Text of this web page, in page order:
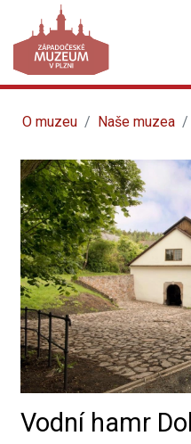
O muzeu Naše muzea
Vodní hamr